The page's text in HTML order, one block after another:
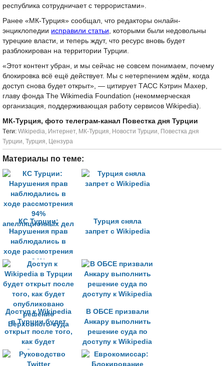
республика сотрудничает с террористами».
Ранее «МК-Турция» сообщал, что редакторы онлайн-
энциклопедии исправили статьи, которыми были недовольны
турецкие власти, и теперь ждут, что ресурс вновь будет
разблокирован на территории Турции.
«Этот контент убран, и мы сейчас не совсем понимаем, почему
блокировка всё ещё действует. Мы с нетерпением ждём, когда
доступ снова будет открыт», — цитирует ТАСС Кэтрин Махер,
главу фонда The Wikimedia Foundation (некоммерческая
организация, поддерживающая работу сервисов Wikipedia).
МК-Турция, фото телеграм-канал Повестка дня Турции
Tеги: Wikipedia, Интернет, МК-Турция, Новости Турции, Повестка дня
Турции, Турция, Цензура
Материалы по теме:
КС Турции:
Нарушения прав
наблюдались в
ходе рассмотрения
94%
апелляционных дел
Турция сняла
запрет с Wikipedia
Доступ к Wikipedia
в Турции будет
открыт после того,
как будет
опубликовано
решение
В ОБСЕ призвали
Анкару выполнить
решение суда по
доступу к Wikipedia